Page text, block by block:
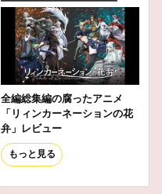
全編総集編の腐ったアニメ
「リィンカーネーションの花
弁」レビュー
もっと見る